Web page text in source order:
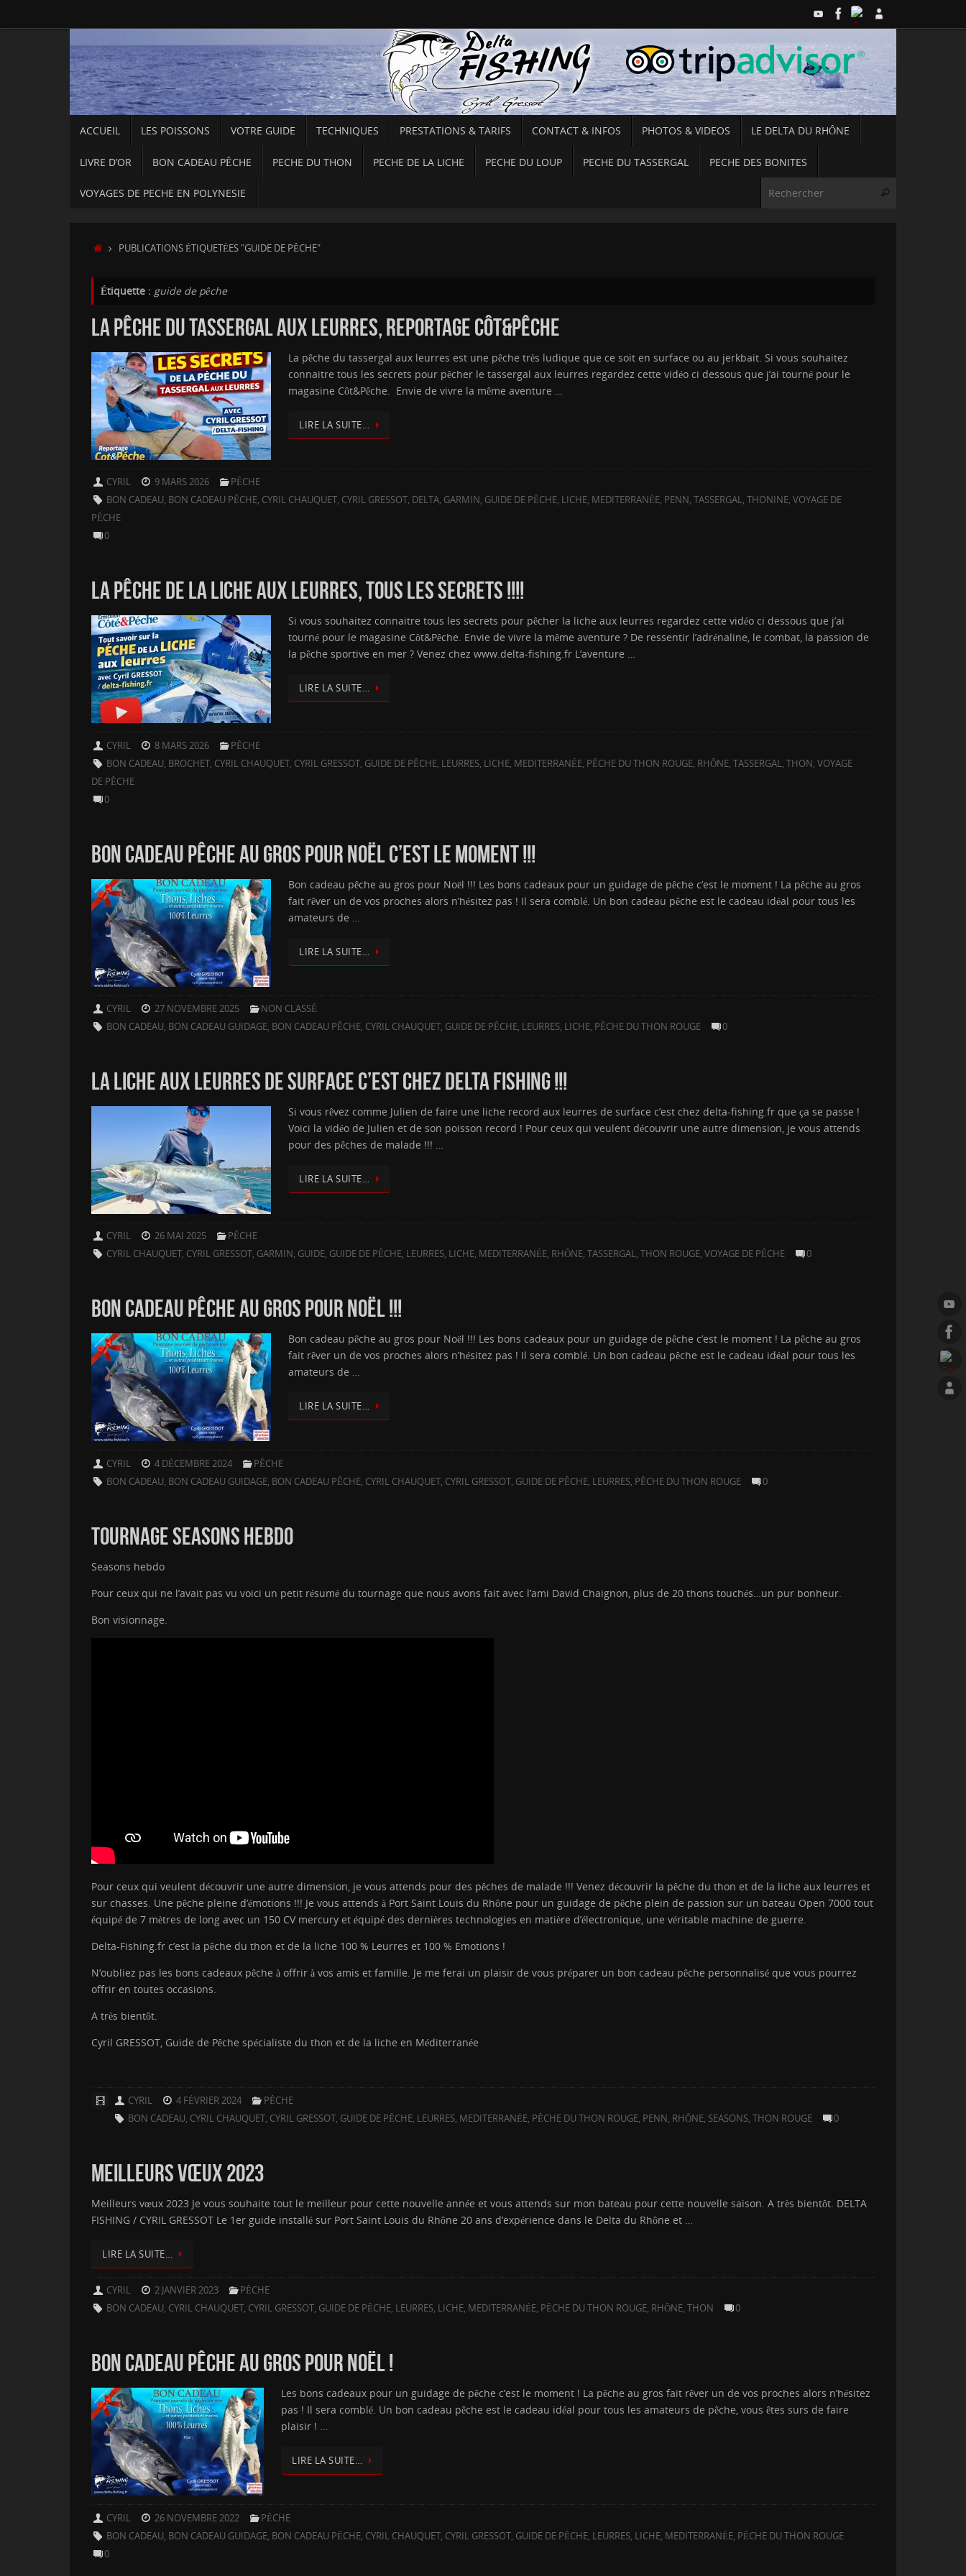
AUACCUEIL LES POISSONS VOTRE GUIDE TECHNIQUES PRESTATIONS & TARIFS CONTACT & INFOS PHOTOS & VIDEOS LE DELTA DU RHÔNE
LIVRE D’OR BON CADEAU PÊCHE PECHE DU THON PECHE DE LA LICHE PECHE DU LOUP PECHE DU TASSERGAL PECHE DES BONITES
VOYAGES DE PECHE EN POLYNESIE Rechercher
ACCUEIL
PUBLICATIONS ÉTIQUETÉES "GUIDE DE PÊCHE"
Étiquette : guide de pêche
LA PÊCHE DU TASSERGAL AUX LEURRES, REPORTAGE CÔT&PÊCHE
La pêche du tassergal aux leurres est une pêche très ludique que ce soit en surface ou au jerkbait. Si vous souhaitez
connaitre tous les secrets pour pêcher le tassergal aux leurres regardez cette vidéo ci dessous que j’ai tourné pour le
magasine Côt&Pêche. Envie de vivre la même aventure …
LIRE LA SUITE…
CYRIL 9 MARS 2026
PÊCHE
BON CADEAU, BON CADEAU PÊCHE, CYRIL CHAUQUET, CYRIL GRESSOT, DELTA, GARMIN, GUIDE DE PÊCHE, LICHE, MEDITERRANÉE, PENN,TASSERGAL,THONINE,VOYAGE DE
PÊCHE
0
LA PÊCHE DE LA LICHE AUX LEURRES, TOUS LES SECRETS !!!!
Si vous souhaitez connaitre tous les secrets pour pêcher la liche aux leurres regardez cette vidéo ci dessous que j’ai
tourné pour le magasine Côt&Pêche. Envie de vivre la même aventure ? De ressentir l’adrénaline, le combat, la passion de
la pêche sportive en mer ? Venez chez www.delta-fishing.fr L’aventure …
LIRE LA SUITE…
CYRIL 8 MARS 2026
PÊCHE
BON CADEAU, BROCHET, CYRIL CHAUQUET, CYRIL GRESSOT, GUIDE DE PÊCHE, LEURRES, LICHE, MEDITERRANÉE, PÊCHE DU THON ROUGE, RHÔNE,TASSERGAL,THON,VOYAGE
DE PÊCHE
0
BON CADEAU PÊCHE AU GROS POUR NOËL C’EST LE MOMENT !!!
Bon cadeau pêche au gros pour Noël !!! Les bons cadeaux pour un guidage de pêche c’est le moment ! La pêche au gros
fait rêver un de vos proches alors n’hésitez pas ! Il sera comblé. Un bon cadeau pêche est le cadeau idéal pour tous les
amateurs de …
LIRE LA SUITE…
CYRIL 27 NOVEMBRE 2025
NON CLASSÉ
BON CADEAU, BON CADEAU GUIDAGE, BON CADEAU PÊCHE, CYRIL CHAUQUET, GUIDE DE PÊCHE, LEURRES, LICHE, PÊCHE DU THON ROUGE 0
LA LICHE AUX LEURRES DE SURFACE C’EST CHEZ DELTA FISHING !!!
Si vous rêvez comme Julien de faire une liche record aux leurres de surface c’est chez delta-fishing.fr que ça se passe !
Voici la vidéo de Julien et de son poisson record ! Pour ceux qui veulent découvrir une autre dimension, je vous attends
pour des pêches de malade !!! …
LIRE LA SUITE…
CYRIL 26 MAI 2025
PÊCHE
CYRIL CHAUQUET, CYRIL GRESSOT, GARMIN, GUIDE, GUIDE DE PÊCHE, LEURRES, LICHE, MEDITERRANÉE, RHÔNE,TASSERGAL,THON ROUGE,VOYAGE DE PÊCHE 0
BON CADEAU PÊCHE AU GROS POUR NOËL !!!
Bon cadeau pêche au gros pour Noël !!! Les bons cadeaux pour un guidage de pêche c’est le moment ! La pêche au gros
fait rêver un de vos proches alors n’hésitez pas ! Il sera comblé. Un bon cadeau pêche est le cadeau idéal pour tous les
amateurs de …
LIRE LA SUITE…
CYRIL 4 DÉCEMBRE 2024
PÊCHE
BON CADEAU, BON CADEAU GUIDAGE, BON CADEAU PÊCHE, CYRIL CHAUQUET, CYRIL GRESSOT, GUIDE DE PÊCHE, LEURRES, PÊCHE DU THON ROUGE 0
TOURNAGE SEASONS HEBDO
Seasons hebdo
Pour ceux qui ne l’avait pas vu voici un petit résumé du tournage que nous avons fait avec l’ami David Chaignon, plus de 20 thons touchés…un pur bonheur.
Bon visionnage.
Pour ceux qui veulent découvrir une autre dimension, je vous attends pour des pêches de malade !!! Venez découvrir la pêche du thon et de la liche aux leurres et
sur chasses. Une pêche pleine d’émotions !!! Je vous attends à Port Saint Louis du Rhône pour un guidage de pêche plein de passion sur un bateau Open 7000 tout
équipé de 7 mètres de long avec un 150 CV mercury et équipé des dernières technologies en matière d’électronique, une véritable machine de guerre.
Delta-Fishing.fr c’est la pêche du thon et de la liche 100 % Leurres et 100 % Emotions !
N’oubliez pas les bons cadeaux pêche à offrir à vos amis et famille. Je me ferai un plaisir de vous préparer un bon cadeau pêche personnalisé que vous pourrez
offrir en toutes occasions.
A très bientôt.
Cyril GRESSOT, Guide de Pêche spécialiste du thon et de la liche en Méditerranée
CYRIL 4 FÉVRIER 2024
PÊCHE
BON CADEAU, CYRIL CHAUQUET, CYRIL GRESSOT, GUIDE DE PÊCHE, LEURRES, MEDITERRANÉE, PÊCHE DU THON ROUGE, PENN, RHÔNE, SEASONS,THON ROUGE 0
MEILLEURS VŒUX 2023
Meilleurs vœux 2023 Je vous souhaite tout le meilleur pour cette nouvelle année et vous attends sur mon bateau pour cette nouvelle saison. A très bientôt. DELTA
FISHING / CYRIL GRESSOT Le 1er guide installé sur Port Saint Louis du Rhône 20 ans d’expérience dans le Delta du Rhône et …
LIRE LA SUITE…
CYRIL 2 JANVIER 2023
PÊCHE
BON CADEAU, CYRIL CHAUQUET, CYRIL GRESSOT, GUIDE DE PÊCHE, LEURRES, LICHE, MEDITERRANÉE, PÊCHE DU THON ROUGE, RHÔNE,THON 0
BON CADEAU PÊCHE AU GROS POUR NOËL !
Les bons cadeaux pour un guidage de pêche c’est le moment ! La pêche au gros fait rêver un de vos proches alors n’hésitez
pas ! Il sera comblé. Un bon cadeau pêche est le cadeau idéal pour tous les amateurs de pêche, vous êtes surs de faire
plaisir ! …
LIRE LA SUITE…
CYRIL 26 NOVEMBRE 2022
PÊCHE
BON CADEAU, BON CADEAU GUIDAGE, BON CADEAU PÊCHE, CYRIL CHAUQUET, CYRIL GRESSOT, GUIDE DE PÊCHE, LEURRES, LICHE, MEDITERRANÉE, PÊCHE DU THON ROUGE
0